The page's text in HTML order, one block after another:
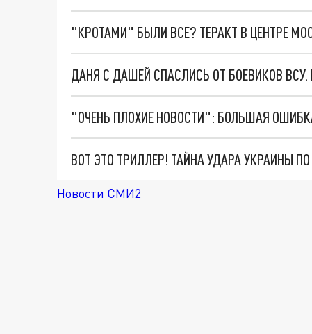
"КРОТАМИ" БЫЛИ ВСЕ? ТЕРАКТ В ЦЕНТРЕ
ДАНЯ С ДАШЕЙ СПАСЛИСЬ ОТ БОЕВИКОВ
ВОТ ЭТО ТРИЛЛЕР! ТАЙНА УДАРА УКРАИНЫ
Новости СМИ2